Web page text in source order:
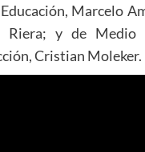
Marcelo
Riera; y de Medio
Cristian Moleker.